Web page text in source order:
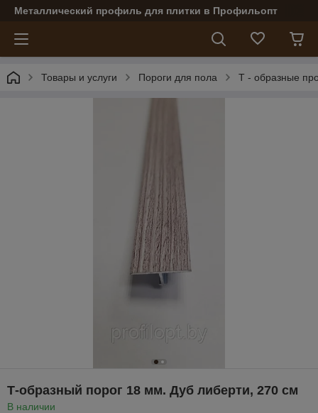
Металлический профиль для плитки в Профильопт
Товары и услуги Пороги для пола Т - образные
Т-образный порог 18 мм. Дуб либерти, 270 см
В наличии